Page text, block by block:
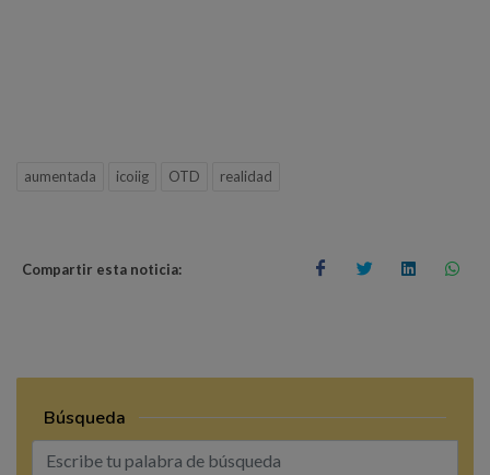
aumentada icoiig OTD realidad
Compartir esta noticia:
Búsqueda